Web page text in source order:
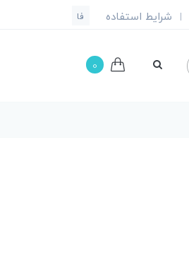
| شرایط استفاده فا
0